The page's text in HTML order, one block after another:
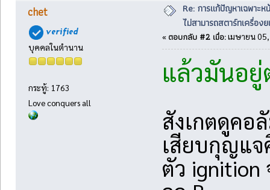
chet
บุคคลในตำนาน
กระทู้: 1763
Love conquers all
Re: การแก้ปัญหาเฉพาะ
ไม่สามารถสตาร์ทเครื่อง
« ตอบกลับ #2 เมื่อ:เมษายน
แล้วมันอยู่
สังเกตดูคอ
เสียบกุญแจ
ตัว